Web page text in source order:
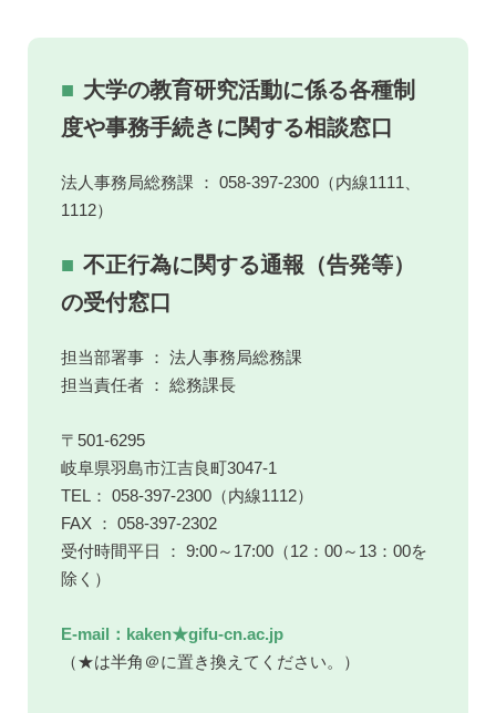
大学の教育研究活動に係る各種制
度や事務手続きに関する相談窓口
法人事務局総務課 ： 058-397-2300（内線1111、
1112）
不正行為に関する通報（告発等）
の受付窓口
担当部署事 ： 法人事務局総務課
担当責任者 ： 総務課長
〒501-6295
岐阜県羽島市江吉良町3047-1
TEL： 058-397-2300（内線1112）
FAX ： 058-397-2302
受付時間平日 ： 9:00～17:00（12：00～13：00を
除く）
E-mail：kaken★gifu-cn.ac.jp
（★は半角＠に置き換えてください。）